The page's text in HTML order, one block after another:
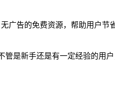
广告的免费资源，帮助用户
是新手还是有一定经验的用